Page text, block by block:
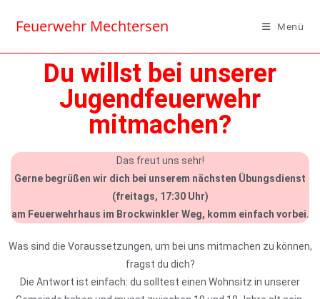
Feuerwehr Mechtersen Menü
Du willst bei unserer
Jugendfeuerwehr
mitmachen?
Das freut uns sehr!
Gerne begrüßen wir dich bei unserem nächsten Übungsdienst
(freitags, 17:30 Uhr)
am Feuerwehrhaus im Brockwinkler Weg, komm einfach vorbei.
Was sind die Voraussetzungen, um bei uns mitmachen zu können,
fragst du dich?
Die Antwort ist einfach: du solltest einen Wohnsitz in unserer